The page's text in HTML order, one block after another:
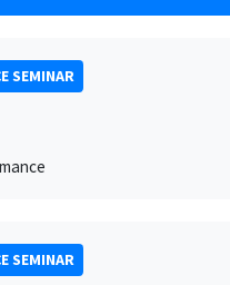
SEMINAR
SEMINAR